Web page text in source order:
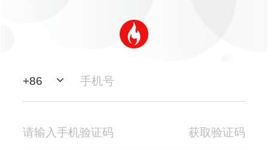
+86
获取验证码